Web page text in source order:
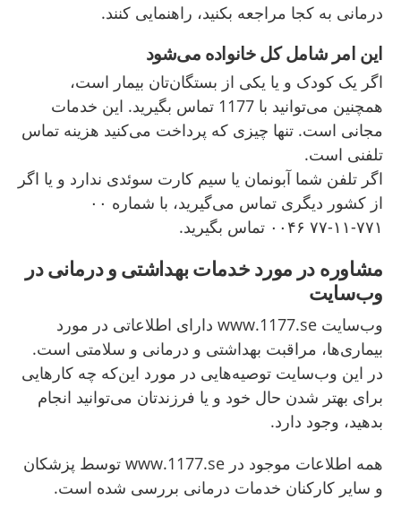
درمانی به کجا مراجعه بکنید، راهنمایی کنند.
این امر شامل کل خانواده می‌شود
اگر یک کودک و یا یکی از بستگان‌تان بیمار است،
همچنین می‌توانید با 1177 تماس بگیرید. این خدمات
مجانی است. تنها چیزی که پرداخت می‌کنید هزینه تماس
تلفنی است.
اگر تلفن شما آبونمان یا سیم کارت سوئدی ندارد و یا اگر
از کشور دیگری تماس می‌گیرید، با شماره ۰۰
۷۷۱-۱۱-۷۷ ۰۰۴۶ تماس بگیرید.
مشاوره در مورد خدمات بهداشتی و درمانی در
وب‌سایت
وب‌سایت www.1177.se دارای اطلاعاتی در مورد
بیماری‌ها، مراقبت بهداشتی و درمانی و سلامتی است.
در این وب‌سایت توصیه‌هایی در مورد این‌که چه کارهایی
برای بهتر شدن حال خود و یا فرزندتان می‌توانید انجام
بدهید، وجود دارد.
همه اطلاعات موجود در www.1177.se توسط پزشکان
و سایر کارکنان خدمات درمانی بررسی شده است.